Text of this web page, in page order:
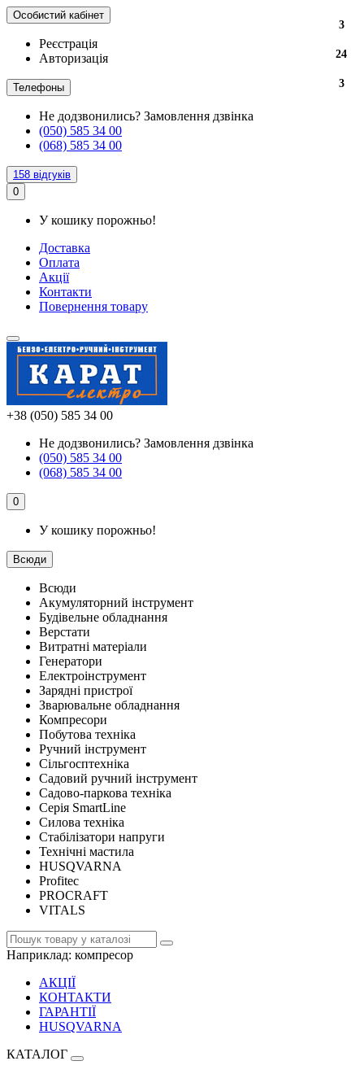
Особистий кабінет
Реєстрація
Авторизація
Телефоны
Не додзвонились? Замовлення дзвінка
(050) 585 34 00
(068) 585 34 00
158 відгуків
0
У кошику порожньо!
Доставка
Оплата
Акції
Контакти
Повернення товару
+38 (050) 585 34 00
Не додзвонились? Замовлення дзвінка
(050) 585 34 00
(068) 585 34 00
0
У кошику порожньо!
Всюди
Всюди
Акумуляторний інструмент
Будівельне обладнання
Верстати
Витратні матеріали
Генератори
Електроінструмент
Зарядні пристрої
Зварювальне обладнання
Компресори
Побутова техніка
Ручний інструмент
Сільгосптехніка
Садовий ручний інструмент
Садово-паркова техніка
Серія SmartLine
Силова техніка
Стабілізатори напруги
Технічні мастила
HUSQVARNA
Profitec
PROCRAFT
VITALS
Наприклад: компресор
АКЦІЇ
КОНТАКТИ
ГАРАНТІЇ
HUSQVARNA
КАТАЛОГ
3
24
3